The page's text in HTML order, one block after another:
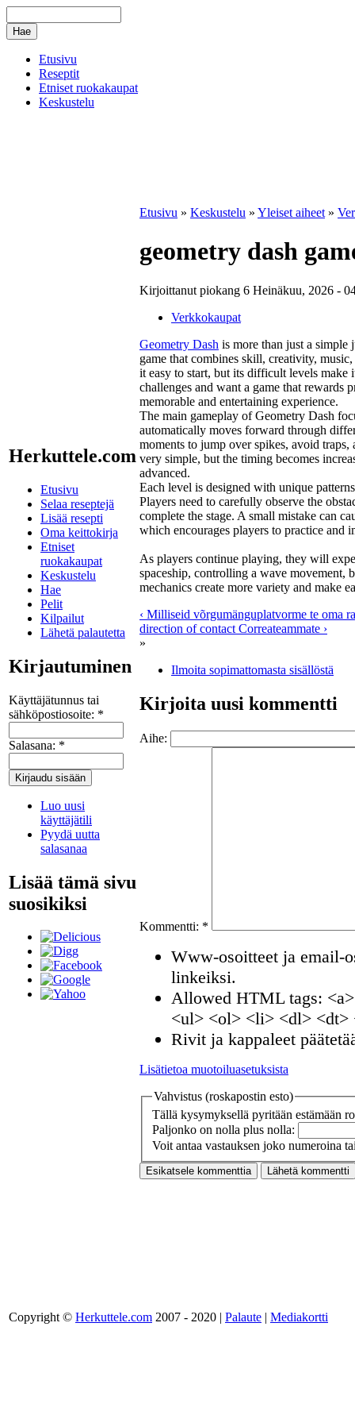
Etusivu
Reseptit
Etniset ruokakaupat
Keskustelu
Herkuttele.com
Etusivu
Selaa reseptejä
Lisää resepti
Oma keittokirja
Etniset
ruokakaupat
Keskustelu
Hae
Pelit
Kilpailut
Lähetä palautetta
Kirjautuminen
Käyttäjätunnus tai
sähköpostiosoite: *
Salasana: *
Luo uusi
käyttäjätili
Pyydä uutta
salasanaa
Lisää tämä sivu
suosikiksi
Etusivu » Keskustelu » Yleiset aiheet »
geometry dash
Kirjoittanut piokang 6 Heinäkuu, 2026 -
Verkkokaupat
Geometry Dash is more than just a
game that combines skill, creativity,
it easy to start, but its difficult levels
challenges and want a game that rewards
memorable and entertaining experience.
The main gameplay of Geometry Dash
automatically moves forward through
moments to jump over spikes, avoid traps,
very simple, but the timing becomes
advanced.
Each level is designed with unique
Players need to carefully observe the
complete the stage. A small mistake can
which encourages players to practice and
As players continue playing, they will
spaceship, controlling a wave movement,
mechanics create more variety and make
‹ Milliseid võrgumänguplatvorme te oma
direction of contact Correateammate ›
»
Ilmoita sopimattomasta sisällöstä
Kirjoita uusi kommentti
Aihe:
Kommentti: *
Www-osoitteet ja email-
linkeiksi.
Allowed HTML tags:
<ul> <ol> <li> <dl> <dt>
Rivit ja kappaleet
Lisätietoa muotoiluasetuksista
Vahvistus (roskapostin esto)
Tällä kysymyksellä pyritään estämään
Paljonko on nolla plus nolla:
Voit antaa vastauksen joko numeroina
Copyright © Herkuttele.com 2007 - 2020 | Palaute | Mediakortti